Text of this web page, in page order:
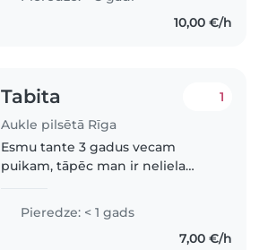
nebūtu problēmas savienot ar
10,00 €/h
Tabita
Aukle pilsētā Rīga
1
Esmu tante 3 gadus vecam
puikam, tāpēc man ir neliela
pieskatīšanu. Nesen pārvācos
atpakaļ uz Latviju, tāpēc līdz šim
neesmu bieži pieskatījusi. Esmu
Pieredze: < 1 gads
7,00 €/h